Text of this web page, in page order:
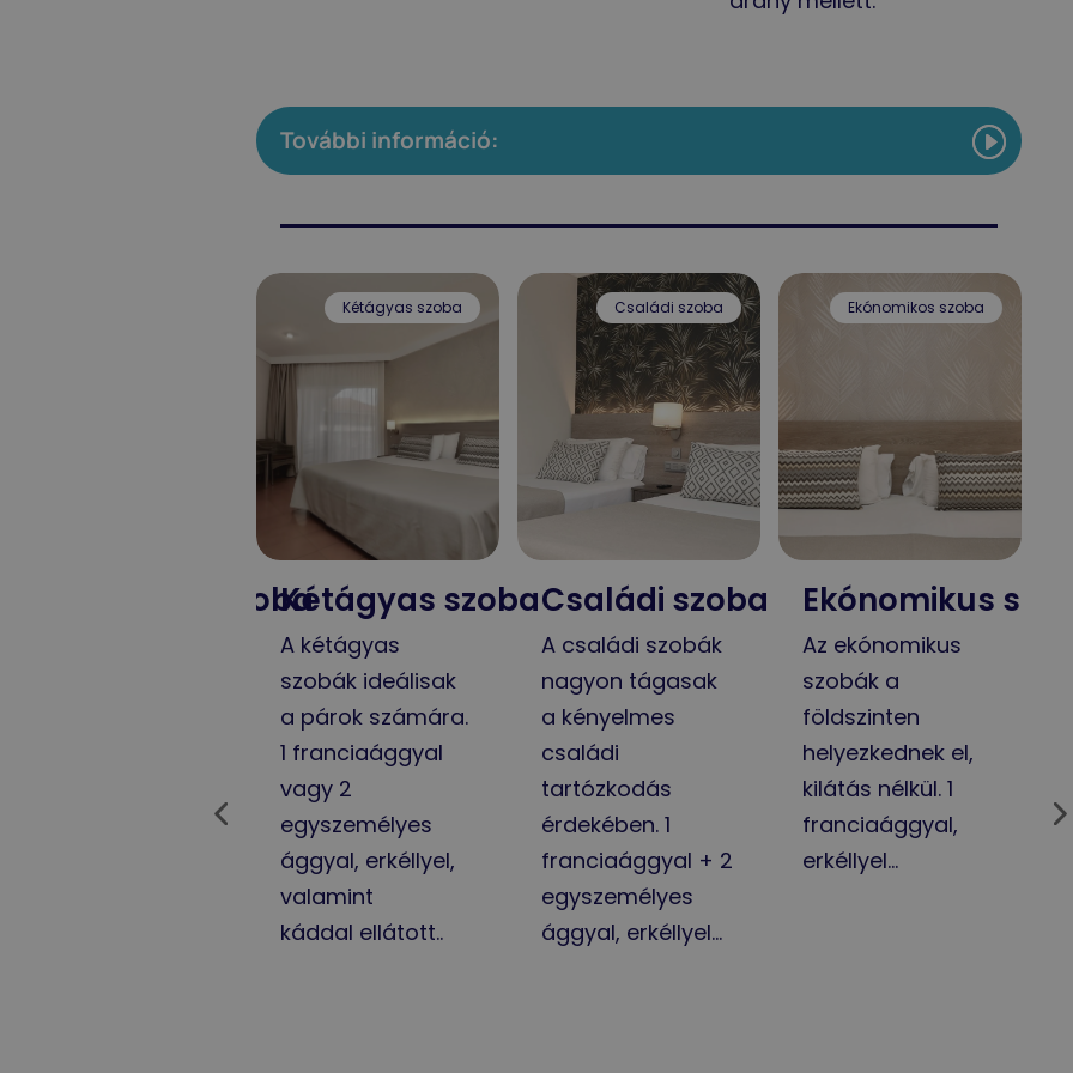
További információ:
Egyedülálló szoba
Kétágyas szoba
Kétágyas szoba
A kétágyas
szobák ideálisak
a párok számára.
1 franciaággyal
vagy 2
egyszemélyes
ággyal, erkéllyel,
valamint
káddal ellátott..
Családi szoba
Családi szoba
A családi szobák
nagyon tágasak
a kényelmes
családi
tartózkodás
érdekében. 1
franciaággyal + 2
egyszemélyes
ággyal, erkéllyel…
Ekónomikos szoba
Ekónomikus
Az ekónomikus
szobák a
földszinten
helyezkednek el,
kilátás nélkül. 1
franciaággyal,
erkéllyel…